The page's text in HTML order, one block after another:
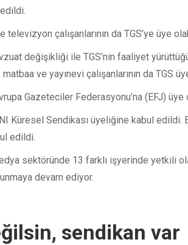
televizyon çalışanlarının da TGS’ye üye
değişikliği ile TGS’nin faaliyet
ve yayınevi çalışanlarının da TGS
Gazeteciler Federasyonu’na (EFJ) üye
Küresel Sendikası üyeliğine kabul edildi.
edildi.
sektöründe 13 farklı işyerinde yetkili
devam ediyor.
sendikan var